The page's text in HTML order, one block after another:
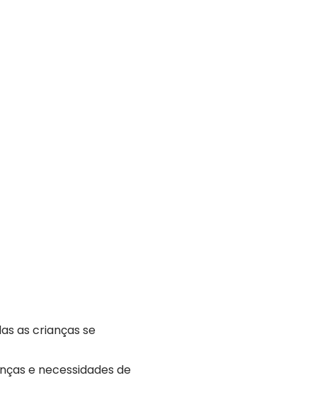
as crianças se
e necessidades de